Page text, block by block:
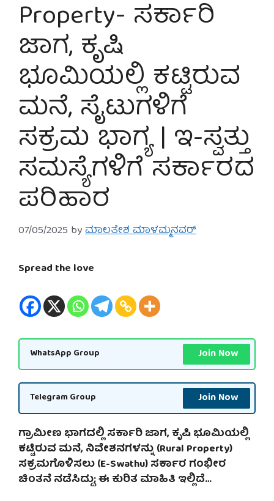
Property- ಸರ್ಕಾರಿ
ಜಾಗ, ಕೃಷಿ
ಭೂಮಿಯಲ್ಲಿ ಕಟ್ಟಿರುವ
ಮನೆ, ಸೈಟುಗಳಿಗೆ
ಸಕ್ರಮ ಭಾಗ್ಯ | ಇ-ಸ್ವತ್ತು
ಸಮಸ್ಯೆಗಳಿಗೆ ಸರ್ಕಾರದ
ಪರಿಹಾರ
07/05/2025 byಮಾಲತೇಶ ಮಾಳಮ್ಮನವರ್
Spread the love
WhatsApp Group Join Now
Telegram Group Join Now
ಗ್ರಾಮೀಣ ಭಾಗದಲ್ಲಿ ಸರ್ಕಾರಿ ಜಾಗ, ಕೃಷಿ ಭೂಮಿಯಲ್ಲಿ
ಕಟ್ಟಿರುವ ಮನೆ, ನಿವೇಶನಗಳನ್ನು (Rural Property)
ಸಕ್ರಮಗೊಳಿಸಲು (E-Swathu) ಸರ್ಕಾರ ಗಂಭೀರ
ಚಿಂತನೆ ನಡೆಸಿದ್ದು; ಈ ಕುರಿತ ಮಾಹಿತಿ ಇಲ್ಲಿದೆ…